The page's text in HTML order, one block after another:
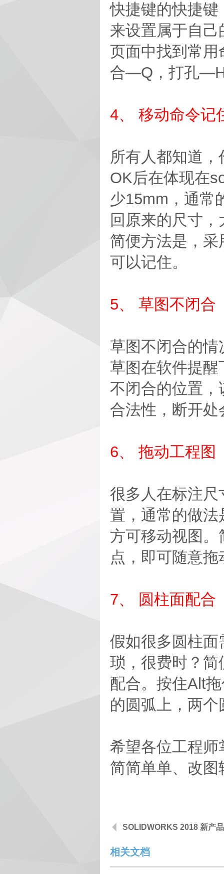
快捷键的快捷
来设置属于自
页面中找到常
合—Q，打孔
4、 移动命令记
所有人都知道
OK后在体现在
少15mm，通常
回原来的尺寸
简便方法是，采
可以记住。
5、 草图不闭合
草图不闭合的
草图在软件提
不闭合的位置
合法性，断开
6、 拖动工程图
很多人在标注
置，通常的做
方可移动视图
点，即可随意拖
7、 圆柱面配合
假如很多圆柱
琐，很费时？
配合。按住Alt
的圆弧上，两
希望各位工程
简简单单、改图
SOLIDWORKS 2018 新产
相关文档